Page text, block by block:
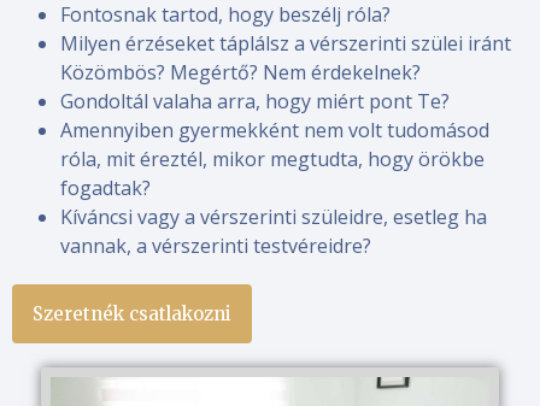
Fontosnak tartod, hogy beszélj róla?
Milyen érzéseket táplálsz a vérszerinti szülei iránt
Közömbös? Megértő? Nem érdekelnek?
Gondoltál valaha arra, hogy miért pont Te?
Amennyiben gyermekként nem volt tudomásod
róla, mit éreztél, mikor megtudta, hogy örökbe
fogadtak?
Kíváncsi vagy a vérszerinti szüleidre, esetleg ha
vannak, a vérszerinti testvéreidre?
Szeretnék csatlakozni